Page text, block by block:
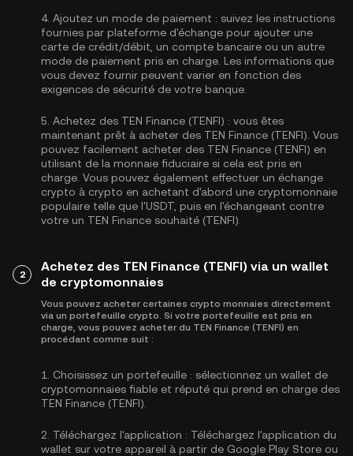
4. Ajoutez un mode de paiement : suivez les instructions
fournies par plateforme d'échange pour ajouter une
carte de crédit/débit, un compte bancaire ou un autre
mode de paiement pris en charge. Les informations que
vous devez fournir peuvent varier en fonction des
exigences de sécurité de votre banque.
5. Achetez des TEN Finance (TENFI) : vous êtes
maintenant prêt à acheter des TEN Finance (TENFI). Vous
pouvez facilement acheter des TEN Finance (TENFI) en
utilisant de la monnaie fiduciaire si cela est pris en
charge. Vous pouvez également effectuer un échange
crypto à crypto en achetant d'abord une cryptomonnaie
populaire telle que l'USDT , puis en l'échangeant contre
votre un TEN Finance souhaité (TENFI).
2
Achetez des TEN Finance (TENFI) via un wallet
de cryptomonnaies
Vous pouvez acheter certaines crypto monnaies directement
via un portefeuille crypto. Si votre portefeuille est pris en
charge, vous pouvez acheter du TEN Finance (TENFI) en
procédant comme suit :
1. Choisissez un portefeuille : sélectionnez un wallet de
cryptomonnaies fiable et réputé qui prend en charge des
TEN Finance (TENFI).
2. Téléchargez l'application : Téléchargez l'application du
wallet sur votre appareil à partir de Google Play Store ou